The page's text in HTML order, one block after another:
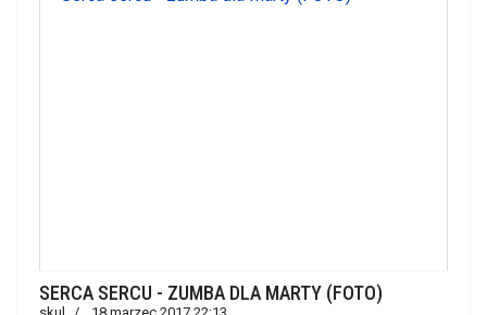
SERCA SERCU - ZUMBA DLA MARTY (FOTO)